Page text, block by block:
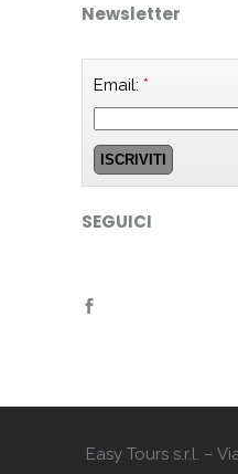
Newsletter
Email: *
SEGUICI
Easy Tours s.r.l. –